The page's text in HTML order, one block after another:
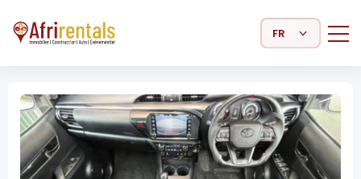
Select Language